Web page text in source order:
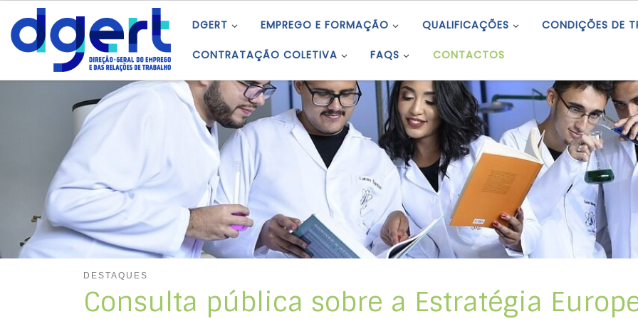
Skip to content DGERT EMPREGO E FORMAÇÃO QUALIFICAÇÕES CONDIÇÕES DE
CONTRATAÇÃO COLETIVA FAQS CONTACTOS
DESTAQUES
Consulta pública sobre a Estratégia